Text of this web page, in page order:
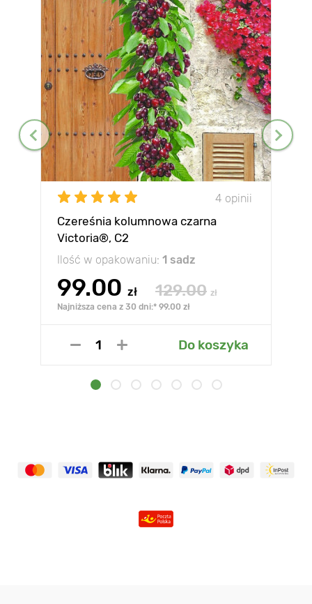
4 opinii
Czereśnia kolumnowa czarna
Victoria®, C2
Ilość w opakowaniu: 1 sadz
99.00 zł 129.00 zł
Najniższa cena z 30 dni:* 99.00 zł
Do koszyka